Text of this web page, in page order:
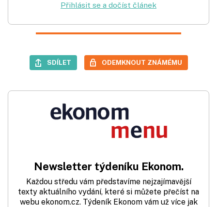
Přihlásit se a dočíst článek
SDÍLET ODEMKNOUT ZNÁMÉMU
Newsletter týdeníku Ekonom.
Každou středu vám představíme nejzajímavější
texty aktuálního vydání, které si můžete přečíst na
webu ekonom.cz. Týdeník Ekonom vám už více jak